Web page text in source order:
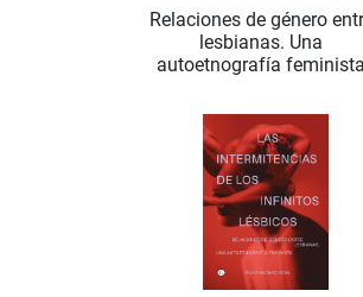
Relaciones de género
lesbianas. Una
autoetnografía feminista